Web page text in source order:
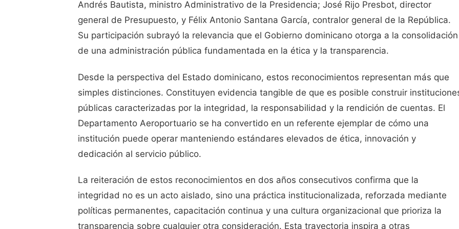
Andrés Bautista, ministro Administrativo de la Presidencia; José Rijo Presbot, director
general de Presupuesto, y Félix Antonio Santana García, contralor general de la República.
Su participación subrayó la relevancia que el Gobierno dominicano otorga a la consolidación
de una administración pública fundamentada en la ética y la transparencia.
Desde la perspectiva del Estado dominicano, estos reconocimientos representan más que
simples distinciones. Constituyen evidencia tangible de que es posible construir
públicas caracterizadas por la integridad, la responsabilidad y la rendición de cuentas. El
Departamento Aeroportuario se ha convertido en un referente ejemplar de cómo una
institución puede operar manteniendo estándares elevados de ética, innovación y
dedicación al servicio público.
La reiteración de estos reconocimientos en dos años consecutivos confirma que la
integridad no es un acto aislado, sino una práctica institucionalizada, reforzada mediante
políticas permanentes, capacitación continua y una cultura organizacional que prioriza la
transparencia sobre cualquier otra consideración. Esta trayectoria inspira a otras